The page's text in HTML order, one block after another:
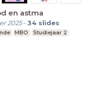
en astma
2025-34 slides
MBO Studiejaar 2